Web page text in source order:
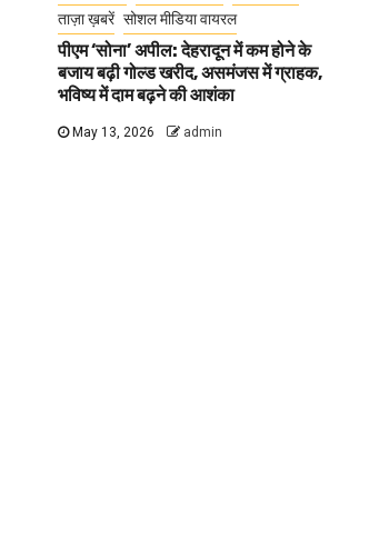
ताज़ा ख़बरें सोशल मीडिया वायरल
पीएम ‘सोना’ अपील: देहरादून में कम होने के
बजाय बढ़ी गोल्ड खरीद, असमंजस में ग्राहक,
भविष्य में दाम बढ़ने की आशंका
May 13, 2026 admin